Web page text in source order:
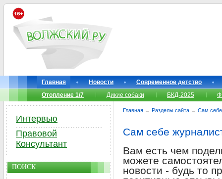
Главная Новости
Современное детство
Отопление 1/7
Дикие собаки БКД-2025
Главная → Разделы сайта → Сам
Сам себе
Вам есть чем
можете
новости - будь то
Интервью
Правовой
Консультант
ПОИСК